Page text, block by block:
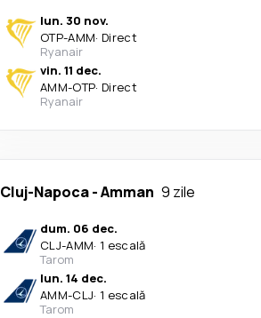
lun. 30 nov.
OTP-AMM· Direct
Ryanair
vin. 11 dec.
AMM-OTP· Direct
Ryanair
Cluj-Napoca-Amman 9 zile
dum. 06 dec.
CLJ-AMM· 1 escală
Tarom
lun. 14 dec.
AMM-CLJ· 1 escală
Tarom